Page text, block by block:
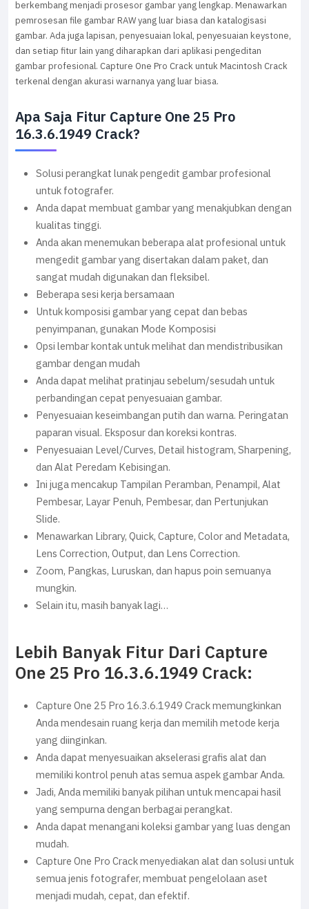
berkembang menjadi prosesor gambar yang lengkap. Menawarkan
pemrosesan file gambar RAW yang luar biasa dan katalogisasi
gambar. Ada juga lapisan, penyesuaian lokal, penyesuaian keystone,
dan setiap fitur lain yang diharapkan dari aplikasi pengeditan
gambar profesional. Capture One Pro Crack untuk Macintosh Crack
terkenal dengan akurasi warnanya yang luar biasa.
Apa Saja Fitur Capture One 25 Pro
16.3.6.1949 Crack?
Solusi perangkat lunak pengedit gambar profesional
untuk fotografer.
Anda dapat membuat gambar yang menakjubkan dengan
kualitas tinggi.
Anda akan menemukan beberapa alat profesional untuk
mengedit gambar yang disertakan dalam paket, dan
sangat mudah digunakan dan fleksibel.
Beberapa sesi kerja bersamaan
Untuk komposisi gambar yang cepat dan bebas
penyimpanan, gunakan Mode Komposisi
Opsi lembar kontak untuk melihat dan mendistribusikan
gambar dengan mudah
Anda dapat melihat pratinjau sebelum/sesudah untuk
perbandingan cepat penyesuaian gambar.
Penyesuaian keseimbangan putih dan warna. Peringatan
paparan visual. Eksposur dan koreksi kontras.
Penyesuaian Level/Curves, Detail histogram, Sharpening,
dan Alat Peredam Kebisingan.
Ini juga mencakup Tampilan Peramban, Penampil, Alat
Pembesar, Layar Penuh, Pembesar, dan Pertunjukan
Slide.
Menawarkan Library, Quick, Capture, Color and Metadata,
Lens Correction, Output, dan Lens Correction.
Zoom, Pangkas, Luruskan, dan hapus poin semuanya
mungkin.
Selain itu, masih banyak lagi…
Lebih Banyak Fitur Dari Capture
One 25 Pro 16.3.6.1949 Crack:
Capture One 25 Pro 16.3.6.1949 Crack memungkinkan
Anda mendesain ruang kerja dan memilih metode kerja
yang diinginkan.
Anda dapat menyesuaikan akselerasi grafis alat dan
memiliki kontrol penuh atas semua aspek gambar Anda.
Jadi, Anda memiliki banyak pilihan untuk mencapai hasil
yang sempurna dengan berbagai perangkat.
Anda dapat menangani koleksi gambar yang luas dengan
mudah.
Capture One Pro Crack menyediakan alat dan solusi untuk
semua jenis fotografer, membuat pengelolaan aset
menjadi mudah, cepat, dan efektif.